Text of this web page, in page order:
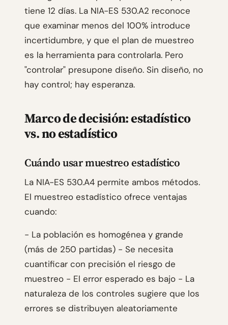
tiene 12 días. La NIA-ES 530.A2 reconoce
que examinar menos del 100% introduce
incertidumbre, y que el plan de muestreo
es la herramienta para controlarla. Pero
"controlar" presupone diseño. Sin diseño, no
hay control; hay esperanza.
Marco de decisión: estadístico
vs. no estadístico
Cuándo usar muestreo estadístico
La NIA-ES 530.A4 permite ambos métodos.
El muestreo estadístico ofrece ventajas
cuando:
- La población es homogénea y grande
(más de 250 partidas) - Se necesita
cuantificar con precisión el riesgo de
muestreo - El error esperado es bajo - La
naturaleza de los controles sugiere que los
errores se distribuyen aleatoriamente